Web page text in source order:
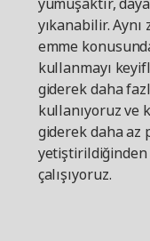
yumuşaktır,
yıkanabilir. Aynı
emme
kullanmayı
giderek daha
kullanıyoruz ve
giderek daha az
yetiştirildiğinden
çalışıyoruz.